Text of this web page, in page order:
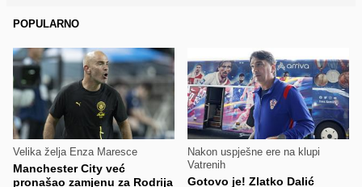
POPULARNO
Velika želja Enza Maresce
Manchester City već
pronašao zamjenu za Rodrija
Nakon uspješne ere na klupi
Vatrenih
Gotovo je! Zlatko Dalić